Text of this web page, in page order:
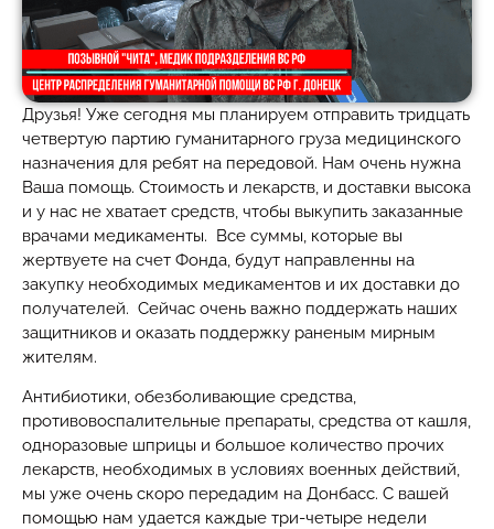
Друзья! Уже сегодня мы планируем отправить тридцать
четвертую партию гуманитарного груза медицинского
назначения для ребят на передовой. Нам очень нужна
Ваша помощь. Стоимость и лекарств, и доставки высока
и у нас не хватает средств, чтобы выкупить заказанные
врачами медикаменты. Все суммы, которые вы
жертвуете на счет Фонда, будут направленны на
закупку необходимых медикаментов и их доставки до
получателей. Сейчас очень важно поддержать наших
защитников и оказать поддержку раненым мирным
жителям.
Антибиотики, обезболивающие средства,
противовоспалительные препараты, средства от кашля,
одноразовые шприцы и большое количество прочих
лекарств, необходимых в условиях военных действий,
мы уже очень скоро передадим на Донбасс. С вашей
помощью нам удается каждые три-четыре недели